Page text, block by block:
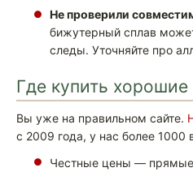
Не проверили
бижутерный сплав
следы. Уточняйте про
Где купить
Вы уже на правильном сайте.
с 2009 года, у нас более 1000
Честные цены — прямые